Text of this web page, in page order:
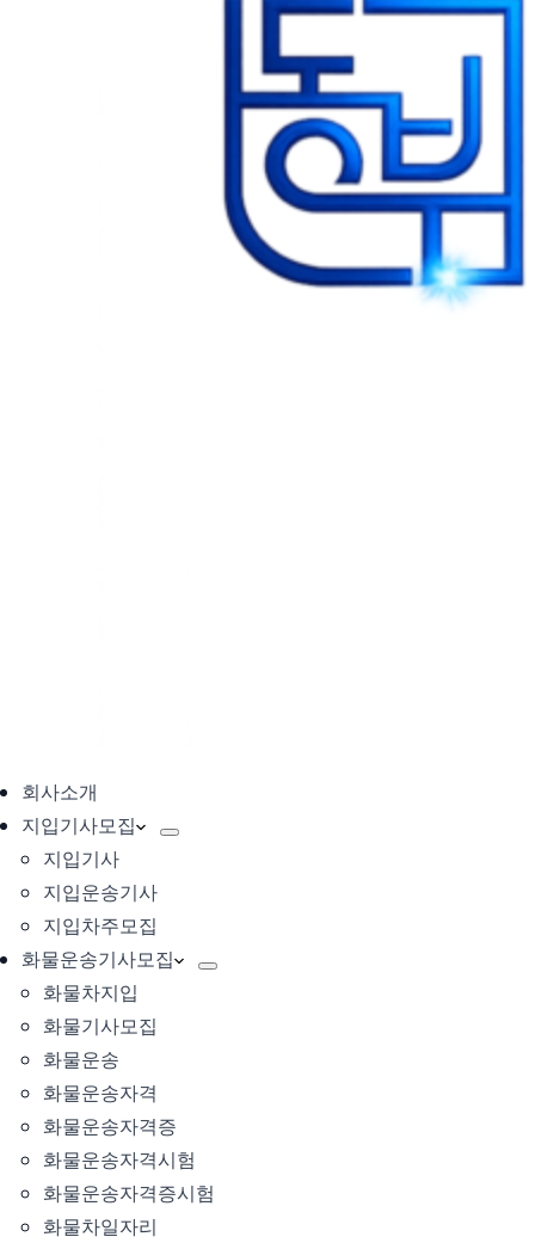
회사소개
지입기사모집
지입기사
지입운송기사
지입차주모집
화물운송기사모집
화물차지입
화물기사모집
화물운송
화물운송자격
화물운송자격증
화물운송자격시험
화물운송자격증시험
화물차일자리